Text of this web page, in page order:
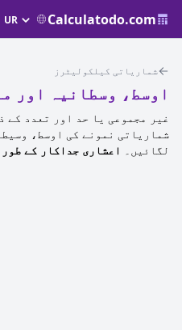
Calculatodo.com
شماریاتی کیلکولیٹرز
اوسط، وسطانیہ اور
غیر مجموعی یا حد اور تعدد کے
شماریاتی نمونے کی اوسط،
لگائیں۔ اعشاری جداکار کے